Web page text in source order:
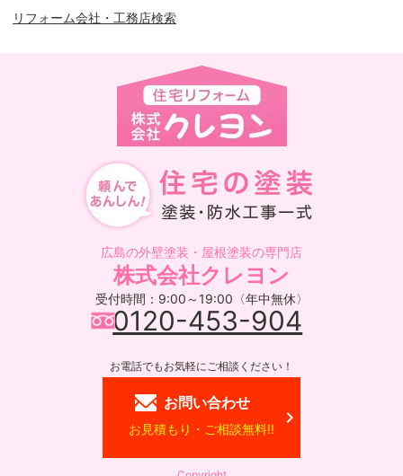
リフォーム会社・工務店検索
広島の外壁塗装・屋根塗装の専門店
株式会社クレヨン
受付時間：9:00～19:00〈年中無休〉
0120-453-904
お電話でもお気軽にご相談ください！
お問い合わせ
お見積もり・ご相談無料!!